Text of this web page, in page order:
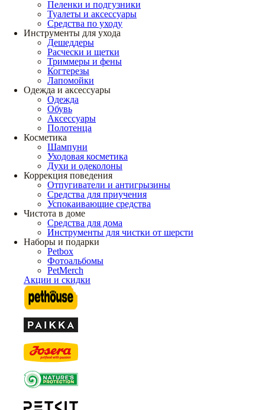
Пеленки и подгузники
Туалеты и аксессуары
Средства по уходу
Инструменты для ухода
Дешеддеры
Расчески и щетки
Триммеры и фены
Когтерезы
Лапомойки
Одежда и аксессуары
Одежда
Обувь
Аксессуары
Полотенца
Косметика
Шампуни
Уходовая косметика
Духи и одеколоны
Коррекция поведения
Отпугиватели и антигрызины
Средства для приучения
Успокаивающие средства
Чистота в доме
Средства для дома
Инструменты для чистки от шерсти
Наборы и подарки
Petbox
Фотоальбомы
PetMerch
Акции и скидки